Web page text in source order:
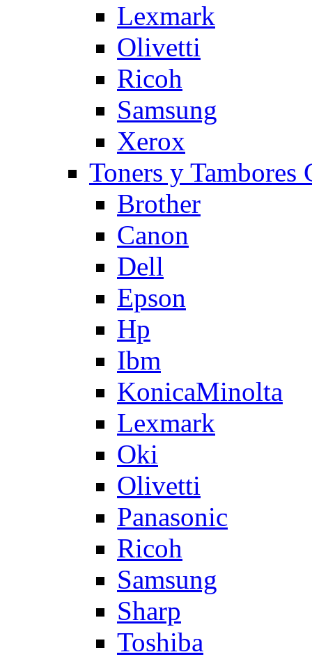
Lexmark
Olivetti
Ricoh
Samsung
Xerox
Toners y
Brother
Canon
Dell
Epson
Hp
Ibm
KonicaMinolta
Lexmark
Oki
Olivetti
Panasonic
Ricoh
Samsung
Sharp
Toshiba